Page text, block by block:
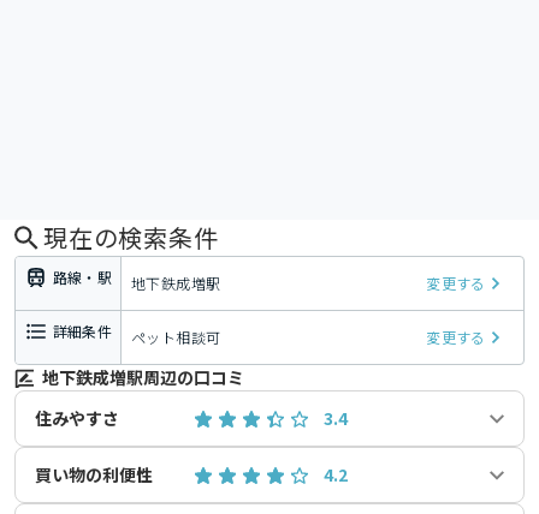
現在の検索条件
路線・駅 地下鉄成増駅 変更する
詳細条件 ペット相談可 変更する
地下鉄成増駅周辺の口コミ
住みやすさ
3.4
買い物の利便性 4.2